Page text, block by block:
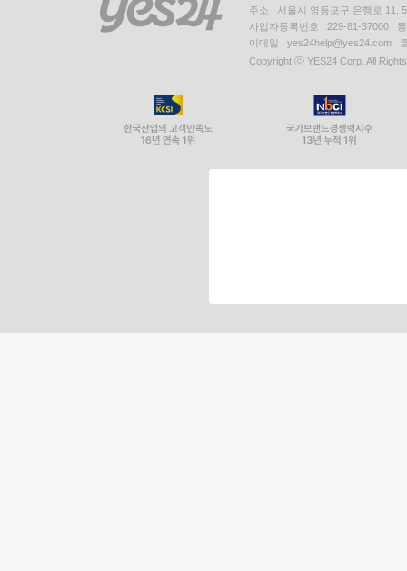
주소 : 서울시 영등포구 은행로 11,
사업자등록번호 : 229-81-37000
이메일 : yes24help@yes24.com
Copyright ⓒ YES24 Corp. All